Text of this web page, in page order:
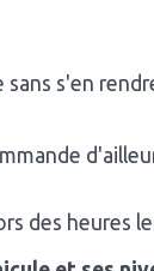
s'en
des heures